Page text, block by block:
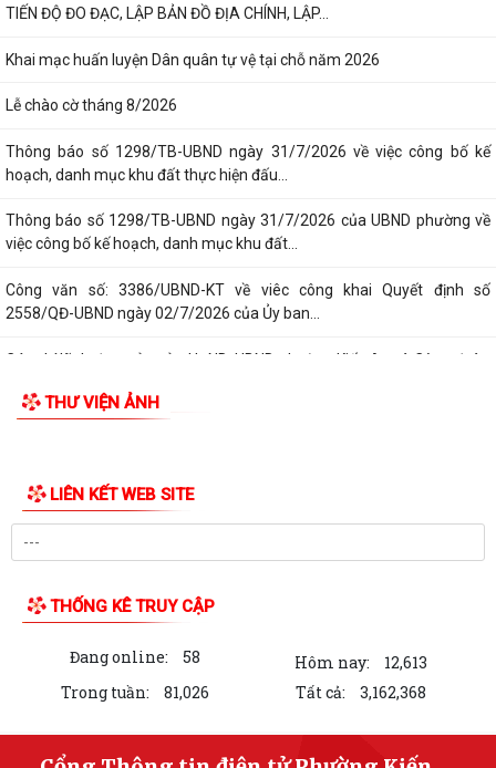
TIẾN ĐỘ ĐO ĐẠC, LẬP BẢN ĐỒ ĐỊA CHÍNH, LẬP...
Khai mạc huấn luyện Dân quân tự vệ tại chỗ năm 2026
Lễ chào cờ tháng 8/2026
Thông báo số 1298/TB-UBND ngày 31/7/2026 về việc công bố kế
hoạch, danh mục khu đất thực hiện đấu...
Thông báo số 1298/TB-UBND ngày 31/7/2026 của UBND phường về
việc công bố kế hoạch, danh mục khu đất...
Công văn số: 3386/UBND-KT về viêc công khai Quyết định số
2558/QĐ-UBND ngày 02/7/2026 của Ủy ban...
Các chí lãnh đạo Đảng ủy, HĐND, UBND phường Kiến An và Công đoàn
Công văn số:3384/UBND-KT ngày 29/7/2026 của UBND phường v/v
công khai Quyết định số 2622/QĐ-UBND...
Nghị quyết số 23/2026/NQ-HĐND ngày 28/7/2026 của Hội đồng nhân
hiện Nghị quyết số 01/2026/NQ-HĐND,...
Phường Kiến An tặng quà chúc mừng cán bộ, chiến sĩ Lữ đoàn vận tải
THƯ VIỆN ẢNH
LIÊN KẾT WEB SITE
THỐNG KÊ TRUY CẬP
Đang online: 58 Hôm nay:
12,613
Trong tuần:
81,026 Tất cả: 3,162,368